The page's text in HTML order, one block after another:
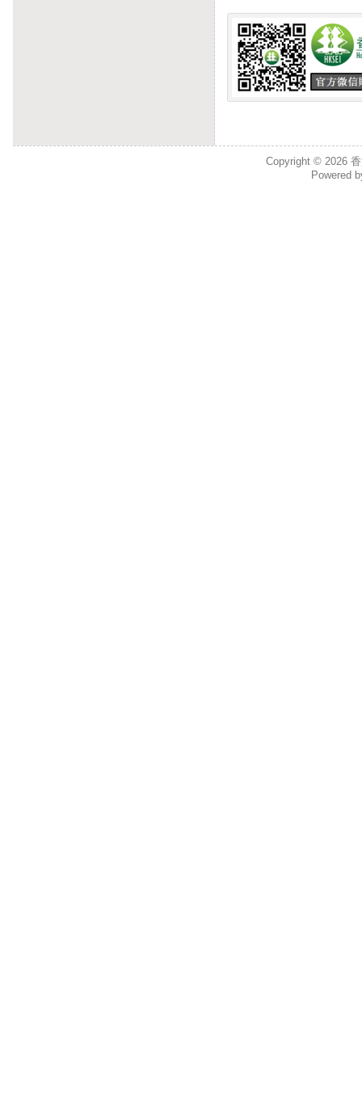
Copyright © 2026
Powered